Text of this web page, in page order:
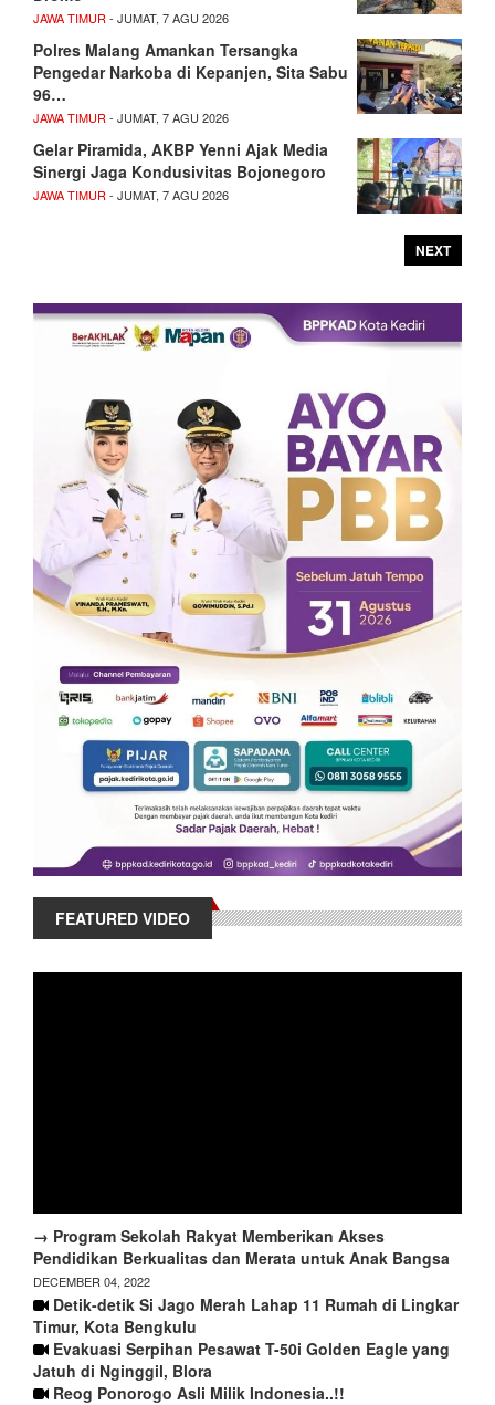
JAWA TIMUR- JUMAT, 7 AGU 2026
Polres Malang Amankan Tersangka
Pengedar Narkoba di Kepanjen, Sita Sabu
96…
JAWA TIMUR- JUMAT, 7 AGU 2026
Gelar Piramida, AKBP Yenni Ajak Media
Sinergi Jaga Kondusivitas Bojonegoro
JAWA TIMUR- JUMAT, 7 AGU 2026
NEXT
FEATURED VIDEO
→ Program Sekolah Rakyat Memberikan Akses
Pendidikan Berkualitas dan Merata untuk Anak Bangsa
DECEMBER 04, 2022
Detik-detik Si Jago Merah Lahap 11 Rumah di Lingkar
Timur, Kota Bengkulu
Evakuasi Serpihan Pesawat T-50i Golden Eagle yang
Jatuh di Nginggil, Blora
Reog Ponorogo Asli Milik Indonesia..!!